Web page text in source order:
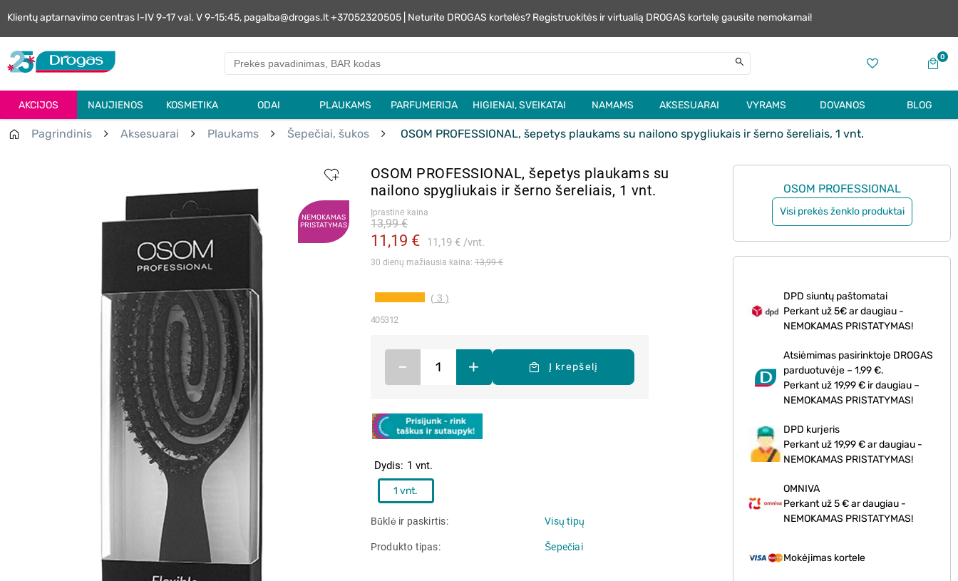
Klientų aptarnavimo centras I-IV 9-17 val. V 9-15:45, pagalba@drogas.lt +37052320505 | Neturite DROGAS kortelės? Registruokitės ir virtualią DROGAS kortelę gausite nemokamai!
0
AKCIJOS NAUJIENOS KOSMETIKA ODAI PLAUKAMS PARFUMERIJA HIGIENAI, SVEIKATAI NAMAMS AKSESUARAI VYRAMS DOVANOS BLOG
Pagrindinis Aksesuarai Plaukams Šepečiai, šukos OSOM PROFESSIONAL, šepetys plaukams su nailono spygliukais ir šerno šereliais, 1 vnt.
NEMOKAMAS
PRISTATYMAS
OSOM PROFESSIONAL, šepetys plaukams su
nailono spygliukais ir šerno šereliais, 1 vnt.
Įprastinė kaina
11,19 € 11,19 € vnt.
13,99 €
30 dienų mažiausia kaina: 13,99 €
( 3 )
405312
Dydis 1 vnt.
1 vnt.
– + Į krepšelį
Būklė ir paskirtis Visų tipų
Produkto tipas Šepečiai
OSOM PROFESSIONAL
Visi prekės ženklo produktai
DPD siuntų paštomatai
Perkant už 5€ ar daugiau -
NEMOKAMAS PRISTATYMAS!
Atsiėmimas pasirinktoje DROGAS
parduotuvėje – 1,99 €.
Perkant už 19,99 € ir daugiau –
NEMOKAMAS PRISTATYMAS!
DPD kurjeris
Perkant už 19,99 € ar daugiau -
NEMOKAMAS PRISTATYMAS!
OMNIVA
Perkant už 5 € ar daugiau -
NEMOKAMAS PRISTATYMAS!
Mokėjimas kortele